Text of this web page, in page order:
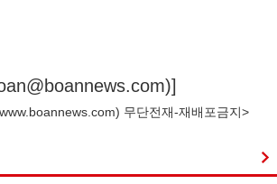
)]
www.boannews.com) 무단전재-재배포금지>